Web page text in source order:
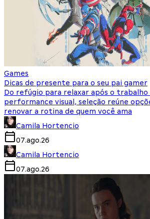
Games
Dicas de presente para o seu pai gamer
Do refúgio para relaxar após o trabalho
performance visual, seleção reúne
renovar a rotina de quem você ama
Camila Hortencio
07.ago.26
Camila Hortencio
07.ago.26